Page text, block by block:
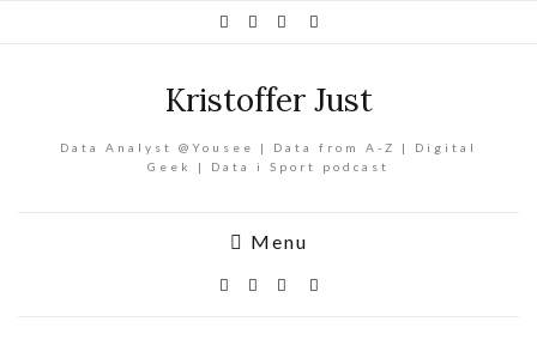
Kristoffer Just
Data Analyst @Yousee | Data from A-Z | Digital
Geek | Data i Sport podcast
Menu